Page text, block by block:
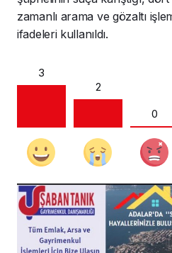
zamanlı arama ve gözaltı
ifadeleri kullanıldı.
3
2
0